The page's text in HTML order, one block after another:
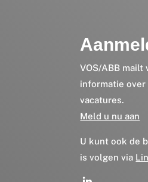
VOS/ABB
informatie over
vacatures.
Meld u nu aan
U kunt ook de
is volgen via